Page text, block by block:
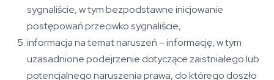
sygnaliście, w tym bezpodstawne inicjowanie
postępowań przeciwko sygnaliście,
informacja na temat naruszeń – informację, w tym
uzasadnione podejrzenie dotyczące zaistniałego lub
potencjalnego naruszenia prawa, do którego doszło